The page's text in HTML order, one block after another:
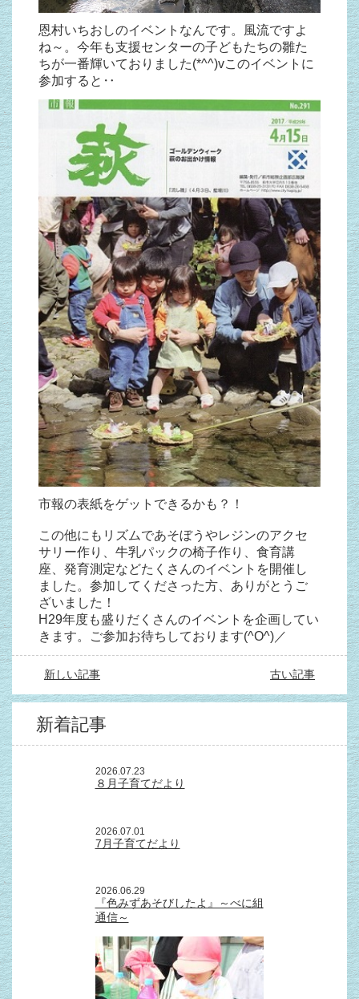
恩村いちおしのイベントなんです。風流ですよ
ね～。今年も支援センターの子どもたちの雛た
ちが一番輝いておりました(*^^)vこのイベントに
参加すると‥
市報の表紙をゲットできるかも？！
この他にもリズムであそぼうやレジンのアクセ
サリー作り、牛乳パックの椅子作り、食育講
座、発育測定などたくさんのイベントを開催し
ました。参加してくださった方、ありがとうご
ざいました！
H29年度も盛りだくさんのイベントを企画してい
きます。ご参加お待ちしております(^O^)／
新しい記事 古い記事
新着記事
2026.07.23
８月子育てだより
2026.07.01
7月子育てだより
2026.06.29
『色みずあそびしたよ』～べに組
通信～